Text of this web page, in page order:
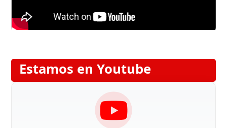
Estamos en Youtube